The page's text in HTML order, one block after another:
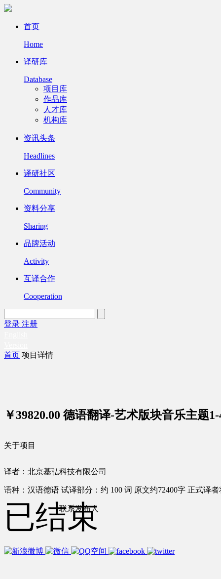
首页
Home
译研库
Database
项目库
作品库
人才库
机构库
资讯头条
Headlines
译研社区
Community
资料分享
Sharing
品牌活动
Activity
互译合作
Cooperation
登录 注册
首页 项目详情
￥39820.00 德语翻译-艺术版块音乐主题
关于项目
译者：北京基弘科技有限公司
语种：汉语德语 试译部分：约 100 词 原文约72400字 正式译者
联系发布人
已结束